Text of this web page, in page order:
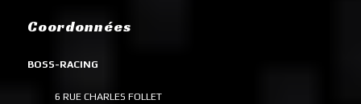
Coordonnées
BOSS-RACING
6 RUE CHARLES FOLLET